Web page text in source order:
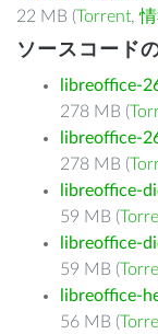
22 MB (Torrent,
ソースコード
libreoffice-
278 MB (
libreoffice-
278 MB (
libreoffice-
59 MB (
libreoffice-
59 MB (
libreoffice-
56 MB (